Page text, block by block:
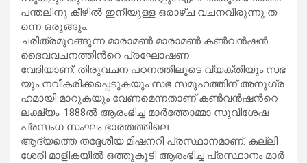
പ​ന്ത​ലി​നു കീ​ഴി​ൽ ഇ​നി​യു​ള്ള ഒ​രാ​ഴ്ച വ​ച​ന​വി​രു​ന്നു ത​
ന്നെ ഒ​രു​ങ്ങും.
ച​രി​ത്ര​മു​റ​ങ്ങു​ന്ന മാ​രാ​മ​ൺ മാ​രാ​മ​ണ്‍ ക​ണ്‍​വ​ന്‍​ഷ​ന്‍
ദൈ​വ​വ​ച​ന​ത്തി​ന്‍റെ പ്ര​ഘോ​ഷ​ണ
വേ​ദി​യാ​ണ്. തി​രു​വ​ച​ന പ​ഠ​ന​ത്തി​ലൂ​ടെ വ്യ​ക്തി​യും സ​ഭ​
യും ന​വീ​ക​രി​ക്ക​പ്പെ​ടു​ക​യും സ​ഭ സ​മൂ​ഹ​ത്തി​ന് അ​നു​ഗ്ര​
ഹ​മാ​യി മാ​റു​ക​യും വേ​ണ​മെ​ന്ന​താ​ണ് ക​ണ്‍​വ​ന്‍​ഷ​ന്‍റെ
ല​ക്ഷ്യം. 1888ൽ ​ആ​രം​ഭി​ച്ച മാ​ർ​ത്തോ​മ്മാ സു​വി​ശേ​ഷ
പ്ര​സം​ഗ സം​ഘം ഭാ​ര​ത​ത്തി​ലെ
ആ​ദ്യ​ത്തെ ത​ദ്ദേ​ശീ​യ മി​ഷ​ന​റി പ്ര​സ്ഥാ​ന​മാ​ണ്. ക​ല്ലി​
ശേ​രി മാ​ളി​ക​യി​ൽ ഒ​ത്തു​കൂ​ടി ആ​രം​ഭി​ച്ച പ്ര​സ്ഥാ​നം മാ​ർ​